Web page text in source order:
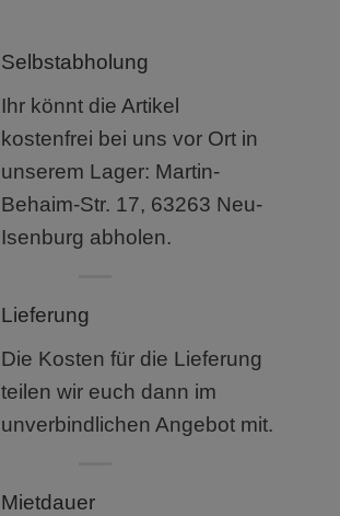
Selbstabholung
Ihr könnt die Artikel
kostenfrei bei uns vor Ort in
unserem Lager: Martin-
Behaim-Str. 17, 63263 Neu-
Isenburg abholen.
Lieferung
Die Kosten für die Lieferung
teilen wir euch dann im
unverbindlichen Angebot mit.
Mietdauer